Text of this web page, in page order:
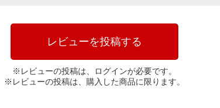
レビューを投稿する
※レビューの投稿は、ログインが必要です。
※レビューの投稿は、購入した商品に限ります。